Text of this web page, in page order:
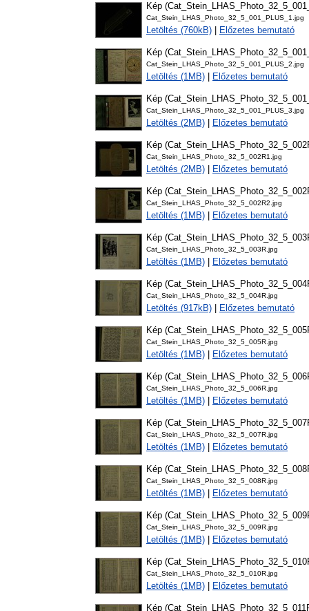
Kép
Cat_Stein_LHAS_Photo_32_5_001_PLUS_1.jpg
Letöltés (760kB) Előzetes bemutató
Kép
Cat_Stein_LHAS_Photo_32_5_001_PLUS_2.jpg
Letöltés (1MB) Előzetes bemutató
Kép
Cat_Stein_LHAS_Photo_32_5_001_PLUS_3.jpg
Letöltés (2MB) Előzetes bemutató
Kép
Cat_Stein_LHAS_Photo_32_5_002R1.jpg
Letöltés (2MB) Előzetes bemutató
Kép
Cat_Stein_LHAS_Photo_32_5_002R2.jpg
Letöltés (1MB) Előzetes bemutató
Kép
Cat_Stein_LHAS_Photo_32_5_003R.jpg
Letöltés (1MB) Előzetes bemutató
Kép
Cat_Stein_LHAS_Photo_32_5_004R.jpg
Letöltés (917kB) Előzetes bemutató
Kép
Cat_Stein_LHAS_Photo_32_5_005R.jpg
Letöltés (1MB) Előzetes bemutató
Kép
Cat_Stein_LHAS_Photo_32_5_006R.jpg
Letöltés (1MB) Előzetes bemutató
Kép
Cat_Stein_LHAS_Photo_32_5_007R.jpg
Letöltés (1MB) Előzetes bemutató
Kép
Cat_Stein_LHAS_Photo_32_5_008R.jpg
Letöltés (1MB) Előzetes bemutató
Kép
Cat_Stein_LHAS_Photo_32_5_009R.jpg
Letöltés (1MB) Előzetes bemutató
Kép
Cat_Stein_LHAS_Photo_32_5_010R.jpg
Letöltés (1MB) Előzetes bemutató
Kép